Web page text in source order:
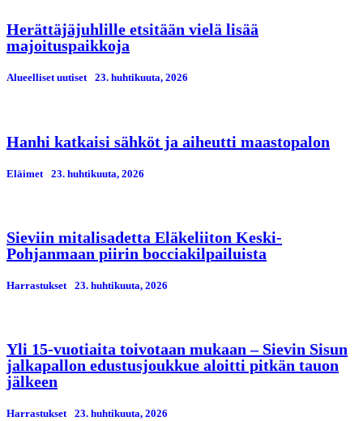
Herättäjäjuhlille etsitään vielä lisää
majoituspaikkoja
Alueelliset uutiset 23. huhtikuuta, 2026
Hanhi katkaisi sähköt ja aiheutti maastopalon
Eläimet 23. huhtikuuta, 2026
Sieviin mitalisadetta Eläkeliiton Keski-
Pohjanmaan piirin bocciakilpailuista
Harrastukset 23. huhtikuuta, 2026
Yli 15-vuotiaita toivotaan mukaan – Sievin Sisun
jalkapallon edustusjoukkue aloitti pitkän tauon
jälkeen
Harrastukset 23. huhtikuuta, 2026